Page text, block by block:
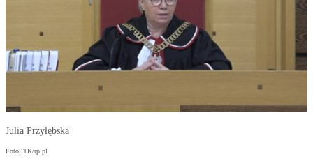
Julia Przyłębska
Foto: TK/rp.pl